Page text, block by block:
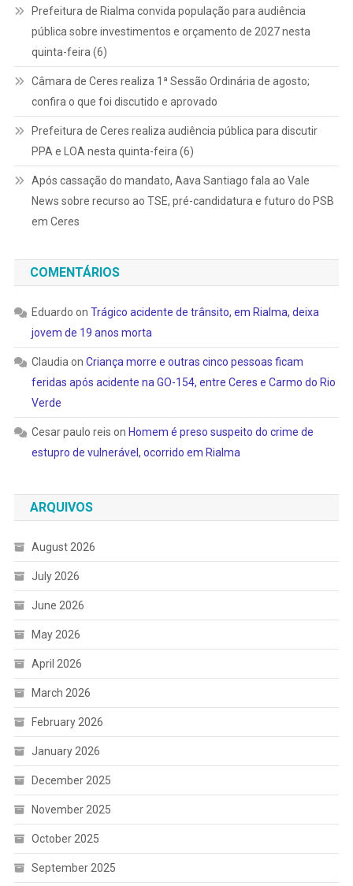
Prefeitura de Rialma convida população para audiência
pública sobre investimentos e orçamento de 2027 nesta
quinta-feira (6)
Câmara de Ceres realiza 1ª Sessão Ordinária de agosto;
confira o que foi discutido e aprovado
Prefeitura de Ceres realiza audiência pública para discutir
PPA e LOA nesta quinta-feira (6)
Após cassação do mandato, Aava Santiago fala ao Vale
News sobre recurso ao TSE, pré-candidatura e futuro do PSB
em Ceres
COMENTÁRIOS
Eduardo on Trágico acidente de trânsito, em Rialma, deixa
jovem de 19 anos morta
Claudia on Criança morre e outras cinco pessoas ficam
feridas após acidente na GO-154, entre Ceres e Carmo do Rio
Verde
Cesar paulo reis on Homem é preso suspeito do crime de
estupro de vulnerável, ocorrido em Rialma
ARQUIVOS
August 2026
July 2026
June 2026
May 2026
April 2026
March 2026
February 2026
January 2026
December 2025
November 2025
October 2025
September 2025